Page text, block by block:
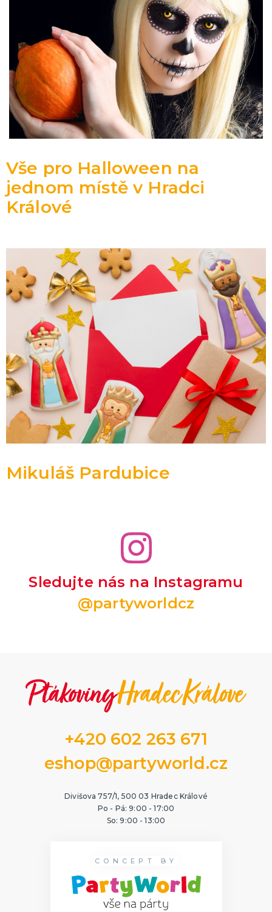
Vše pro Halloween na
jednom místě v Hradci
Králové
Mikuláš Pardubice
Sledujte nás na Instagramu
@partyworldcz
+420 602 263 671
eshop@partyworld.cz
Divišova 757/1, 500 03 Hradec Králové
Po - Pá: 9:00 - 17:00
So: 9:00 - 13:00
CONCEPT BY